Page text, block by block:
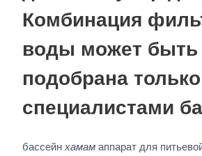
Комбинация
воды может быть
подобрана только
специалистами
бассейн хамам аппарат для